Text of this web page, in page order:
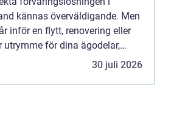
kännas överväldigande. Men
inför en flytt, renovering eller
utrymme för dina ägodelar,
30 juli 2026